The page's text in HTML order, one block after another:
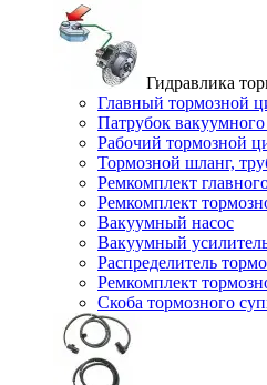
Гидравлика
Главный тормозной
Патрубок вакуумного
Рабочий тормозной
Тормозной шланг,
Ремкомплект
Ремкомплект
Вакуумный насос
Вакуумный
Распределитель
Ремкомплект
Скоба тормозного